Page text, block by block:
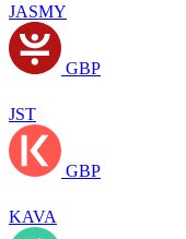
JASMY
GBP
JST
GBP
KAVA